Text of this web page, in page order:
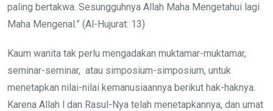
paling bertakwa. Sesungguhnya Allah Maha Mengetahui lagi
Maha Mengenal.” (Al-Hujurat: 13)
Kaum wanita tak perlu mengadakan muktamar-muktamar,
seminar-seminar, atau simposium-simposium, untuk
menetapkan nilai-nilai kemanusiaannya berikut hak-haknya.
Karena Allah l dan Rasul-Nya telah menetapkannya, dan umat